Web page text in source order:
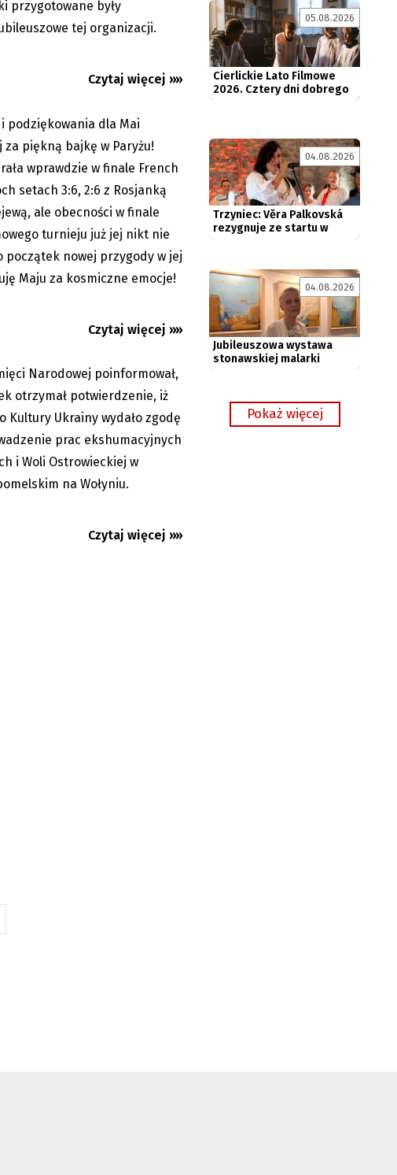
przygotowane były
tej organizacji.
Czytaj więcej »»
06.06.2026
Bittmara:
za kosmiczne
i podziękowania dla Mai
za piękną bajkę w Paryżu!
wprawdzie w finale French
setach 3:6, 2:6 z Rosjanką
ale obecności w finale
turnieju już jej nikt nie
początek nowej przygody w jej
Maju za kosmiczne emocje!
Czytaj więcej »»
06.06.2026
potwierdzenie,
na
Narodowej poinformował,
otrzymał potwierdzenie, iż
Kultury Ukrainy wydało zgodę
prac ekshumacyjnych
i Woli Ostrowieckiej w
na Wołyniu.
Czytaj więcej »»
05.08.2026
Cierlickie Lato Filmowe
2026. Cztery dni dobrego
04.08.2026
Trzyniec: Věra Palkovská
rezygnuje ze startu w
wyborach
04.08.2026
Jubileuszowa wystawa
stonawskiej malarki